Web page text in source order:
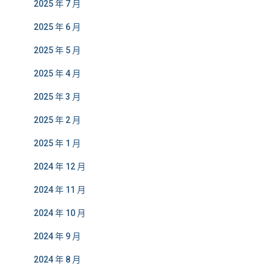
2025 年 7 月
2025 年 6 月
2025 年 5 月
2025 年 4 月
2025 年 3 月
2025 年 2 月
2025 年 1 月
2024 年 12 月
2024 年 11 月
2024 年 10 月
2024 年 9 月
2024 年 8 月